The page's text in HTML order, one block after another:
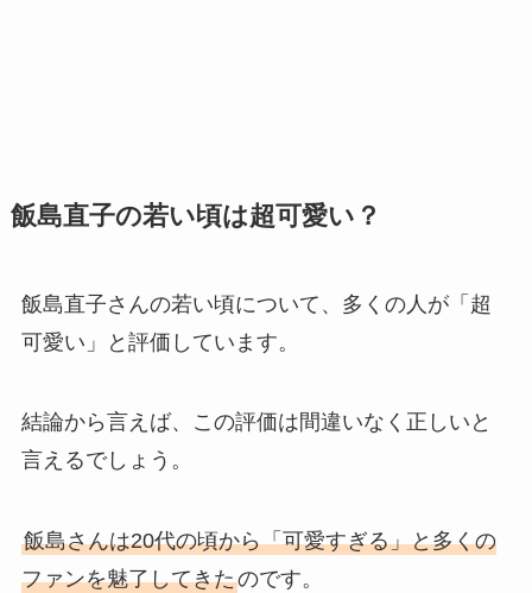
飯島直子の若い頃は超可愛い？
飯島直子さんの若い頃について、多くの人が「超
可愛い」と評価しています。
結論から言えば、この評価は間違いなく正しいと
言えるでしょう。
飯島さんは20代の頃から「可愛すぎる」と多くの
ファンを魅了してきたのです。